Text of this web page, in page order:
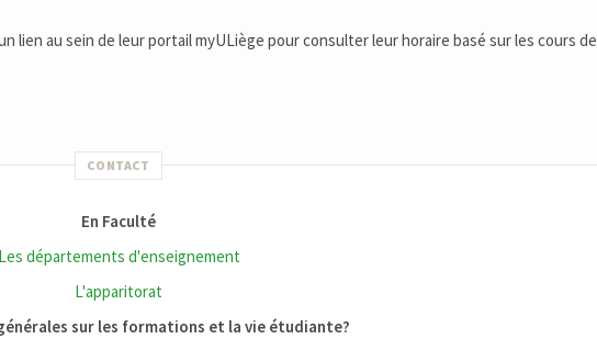
lien au sein de leur portail myULiège pour consulter leur horaire basé sur les cours de
CONTACT
En Faculté
Les départements d'enseignement
L'apparitorat
sur les formations et la vie étudiante?